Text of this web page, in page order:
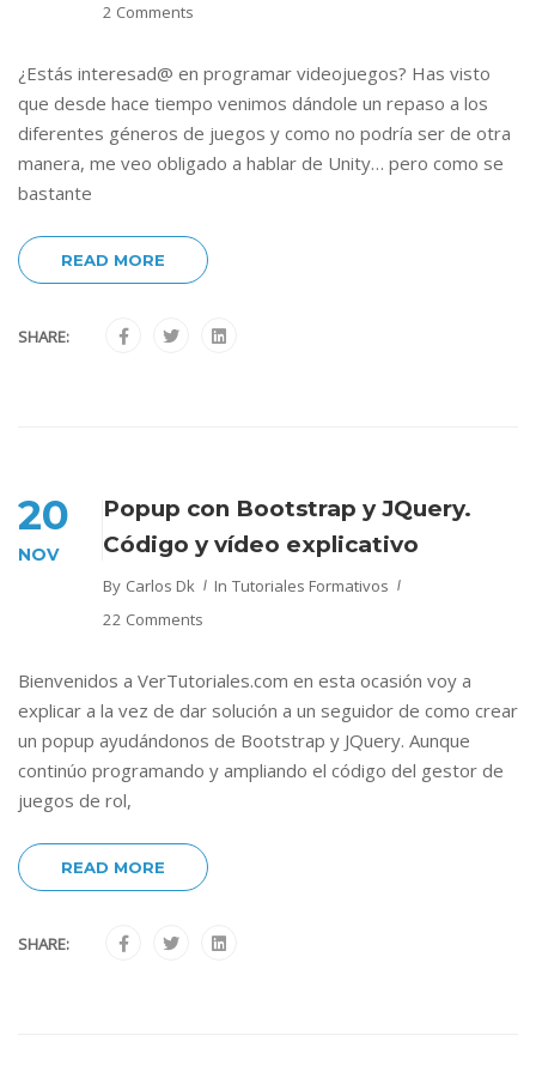
2 Comments
¿Estás interesad@ en programar videojuegos? Has visto
que desde hace tiempo venimos dándole un repaso a los
diferentes géneros de juegos y como no podría ser de otra
manera, me veo obligado a hablar de Unity… pero como se
bastante
READ MORE
SHARE:
20
NOV
Popup con Bootstrap y JQuery.
Código y vídeo explicativo
By Carlos Dk In Tutoriales Formativos
22 Comments
Bienvenidos a VerTutoriales.com en esta ocasión voy a
explicar a la vez de dar solución a un seguidor de como crear
un popup ayudándonos de Bootstrap y JQuery. Aunque
continúo programando y ampliando el código del gestor de
juegos de rol,
READ MORE
SHARE: